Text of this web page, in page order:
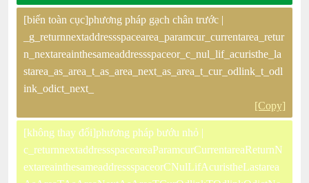
[biến toàn cục]phương pháp gạch chân trước |
_g_returnnextaddressspacearea_paramcur_currentarea_retur
n_nextareainthesameaddressspaceor_c_nul_lif_acuristhe_la
starea_as_area_t_as_area_next_as_area_t_cur_odlink_t_odl
ink_odict_next_
[Copy]
[không thay đổi]phương pháp bướu nhỏ |
c_returnnextaddressspaceareaParamcurCurrentareaReturnN
extareainthesameaddressspaceorCNulLifAcuristheLastarea